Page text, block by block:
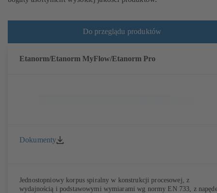
Do przeglądu produktów
Etanorm/Etanorm MyFlow/Etanorm Pro
Dokumenty
Jednostopniowy korpus spiralny w konstrukcji procesowej, z
wydajnością i podstawowymi wymiarami wg normy EN 733, z